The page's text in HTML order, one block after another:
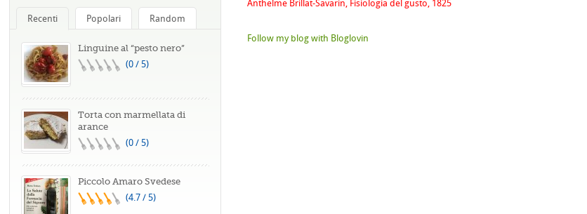
Recenti Popolari Random
Linguine al “pesto nero”
(0 / 5)
Torta con marmellata di
arance
(0 / 5)
Piccolo Amaro Svedese
(4.7 / 5)
Anthelme Brillat-Savarin, Fisiologia del gusto, 1825
Follow my blog with Bloglovin